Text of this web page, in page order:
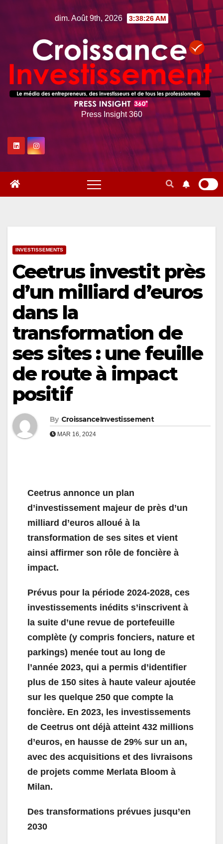
dim. Août 9th, 2026 3:38:27 AM
Press Insight 360
INVESTISSEMENTS
Ceetrus investit près
d’un milliard d’euros
dans la
transformation de
ses sites : une feuille
de route à impact
positif
By CroissanceInvestissement
MAR 16, 2024
Ceetrus annonce un plan
d’investissement majeur de près d’un
milliard d’euros alloué à la
transformation de ses sites et vient
ainsi affirmer son rôle de foncière à
impact.
Prévus pour la période 2024-2028, ces
investissements inédits s’inscrivent à
la suite d’une revue de portefeuille
complète (y compris fonciers, nature et
parkings) menée tout au long de
l’année 2023, qui a permis d’identifier
plus de 150 sites à haute valeur ajoutée
sur les quelque 250 que compte la
foncière. En 2023, les investissements
de Ceetrus ont déjà atteint 432 millions
d’euros, en hausse de 29% sur un an,
avec des acquisitions et des livraisons
de projets comme Merlata Bloom à
Milan.
Des transformations prévues jusqu’en
2030